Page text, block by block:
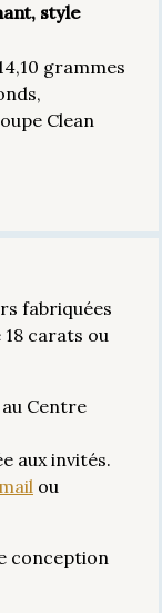
style
grammes
Clean
fabriquées
carats ou
Centre
aux invités.
ou
conception